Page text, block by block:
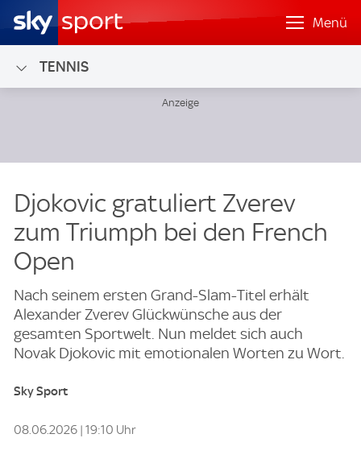
Menü
TENNIS
Djokovic gratuliert Zverev
zum Triumph bei den French
Open
Nach seinem ersten Grand-Slam-Titel erhält
Alexander Zverev Glückwünsche aus der
gesamten Sportwelt. Nun meldet sich auch
Novak Djokovic mit emotionalen Worten zu Wort.
Sky Sport
08.06.2026 | 19:10 Uhr